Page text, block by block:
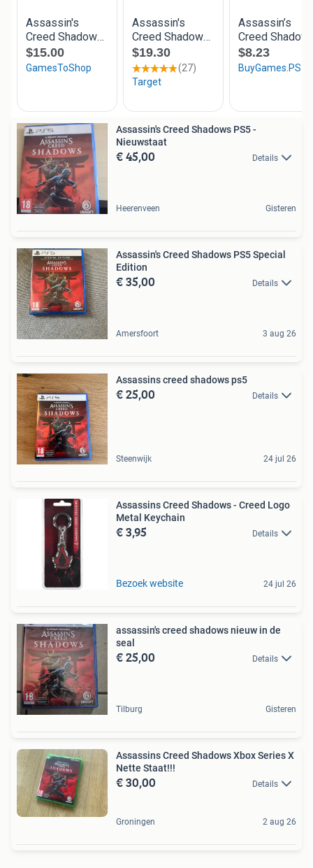
Assassin's Creed Shadows PS5 -
Nieuwstaat
€ 45,00 Details
Heerenveen Gisteren
Assassin's Creed Shadows PS5 Special
Edition
€ 35,00 Details
Amersfoort 3 aug 26
Assassins creed shadows ps5
€ 25,00 Details
Steenwijk 24 jul 26
Assassins Creed Shadows - Creed Logo
Metal Keychain
€ 3,95 Details
Bezoek website 24 jul 26
assassin's creed shadows nieuw in de
seal
€ 25,00 Details
Tilburg Gisteren
Assassins Creed Shadows Xbox Series X
Nette Staat!!!
€ 30,00 Details
Groningen 2 aug 26